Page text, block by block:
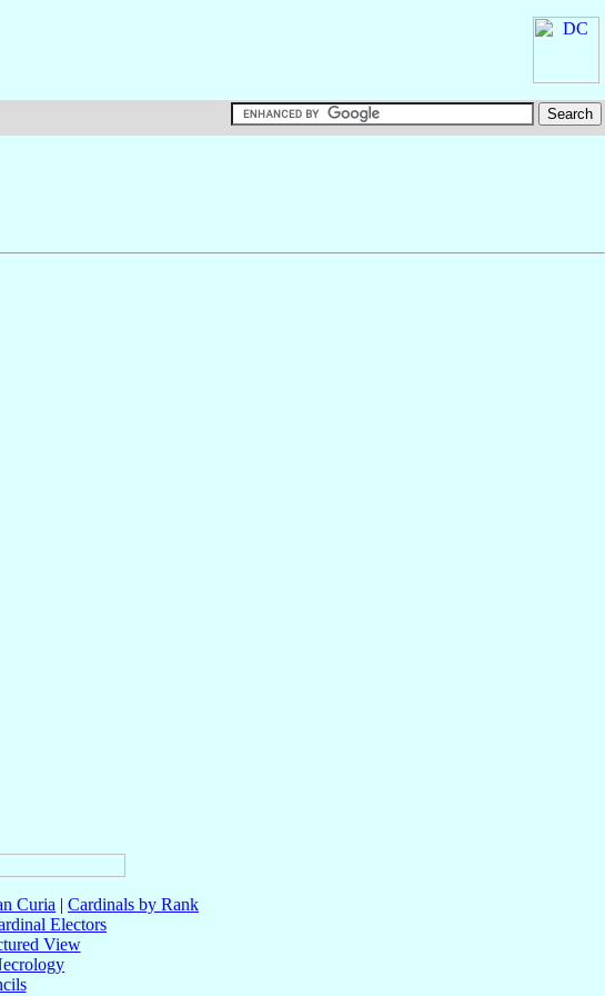
Curia | Cardinals by Rank
Electors
View